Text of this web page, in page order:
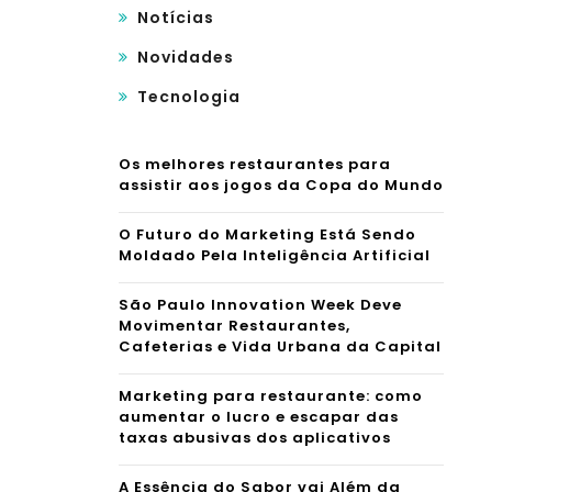
Notícias
Novidades
Tecnologia
Os melhores restaurantes para
assistir aos jogos da Copa do Mundo
O Futuro do Marketing Está Sendo
Moldado Pela Inteligência Artificial
São Paulo Innovation Week Deve
Movimentar Restaurantes,
Cafeterias e Vida Urbana da Capital
Marketing para restaurante: como
aumentar o lucro e escapar das
taxas abusivas dos aplicativos
A Essência do Sabor vai Além da